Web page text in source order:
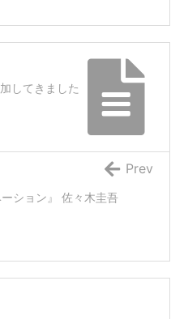
してきました
ーション』 佐々木圭吾
Prev